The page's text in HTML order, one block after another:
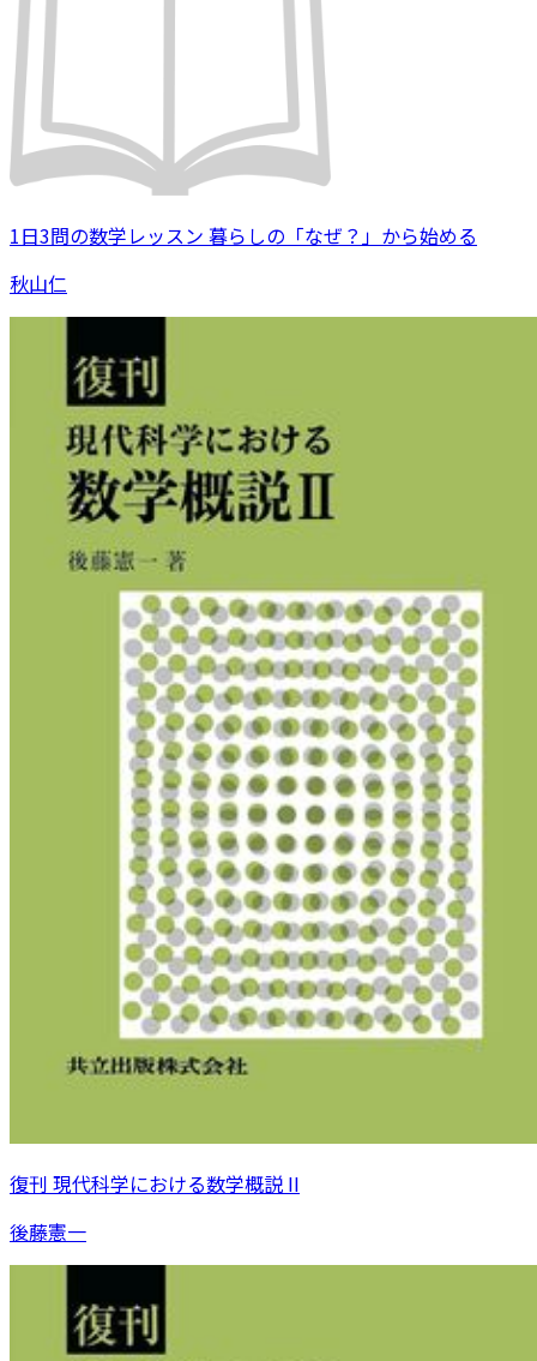
1日3問の数学レッスン 暮らしの「なぜ？」から始める
秋山仁
復刊 現代科学における数学概説 II
後藤憲一